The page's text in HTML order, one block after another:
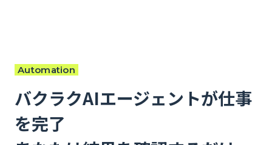
Automation
バクラクAIエージェントが仕事
を完了